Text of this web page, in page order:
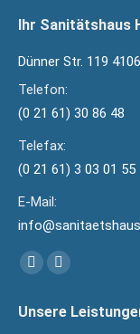
Ihr Sanitätshaus
Dünner Str. 119
Telefon:
(0 21 61) 30 86 48
Telefax:
(0 21 61) 3 03 01 55
E-Mail:
Finden Sie uns auf:
Facebook
opens
YouTube
opens
Unsere